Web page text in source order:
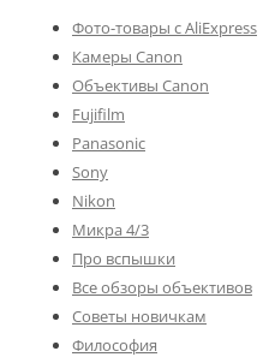
Фото-товары с AliExpress
Камеры Canon
Объективы Canon
Fujifilm
Panasonic
Sony
Nikon
Микра 4/3
Про вспышки
Все обзоры объективов
Советы новичкам
Философия